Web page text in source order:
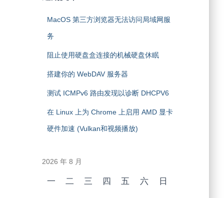
MacOS 第三方浏览器无法访问局域网服
务
阻止使用硬盘盒连接的机械硬盘休眠
搭建你的 WebDAV 服务器
测试 ICMPv6 路由发现以诊断 DHCPV6
在 Linux 上为 Chrome 上启用 AMD 显卡
硬件加速 (Vulkan和视频播放)
2026 年 8 月
一 二 三 四 五 六 日